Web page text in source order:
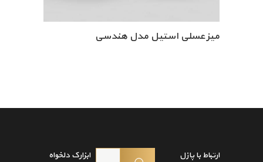
میز عسلی استیل مدل هندسی
ارتباط با پازل ابزارک دلخواه